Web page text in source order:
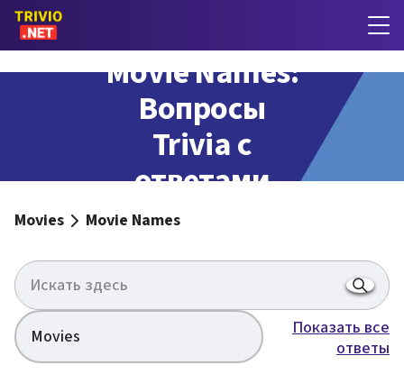
Movie Names:
Вопросы
Trivia с
ответами
Movies Movie Names
Movies
Показать все
ответы